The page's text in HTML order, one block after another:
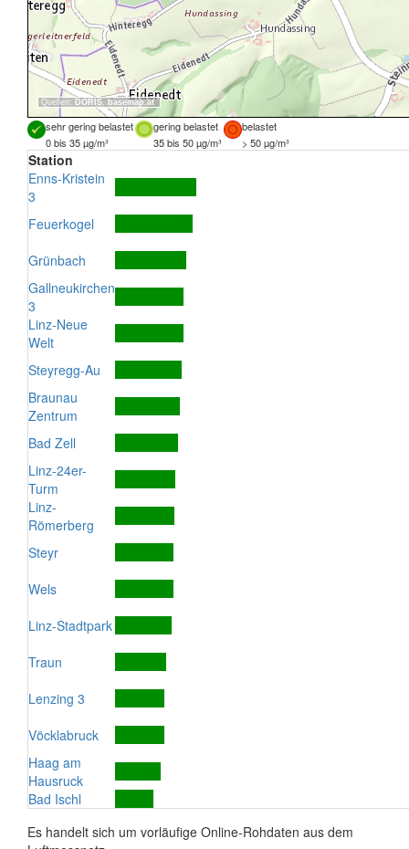
Quellen: DORIS, basemap.at
sehr gering belastet gering belastet
belastet
0 bis 35 µg/m³
35 bis 50 µg/m³ > 50 µg/m³
Station
Enns-Kristein
3
Feuerkogel
Grünbach
Gallneukirchen
3
Linz-Neue
Welt
Steyregg-Au
Braunau
Zentrum
Bad Zell
Linz-24er-
Turm
Linz-
Römerberg
Steyr
Wels
Linz-Stadtpark
Traun
Lenzing 3
Vöcklabruck
Haag am
Hausruck
Bad Ischl
Es handelt sich um vorläufige Online-Rohdaten aus dem